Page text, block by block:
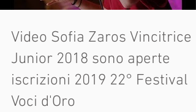
Video Sofia Zaros Vincitrice
Junior 2018 sono aperte
iscrizioni 2019 22° Festival
Voci d'Oro